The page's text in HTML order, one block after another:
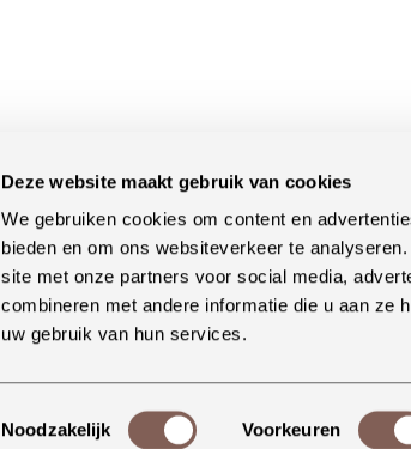
Deze website maakt gebruik van cookies
We gebruiken cookies om content en
bieden en om ons websiteverkeer te
site met onze partners voor social media,
combineren met andere informatie die u aan ze
uw gebruik van hun services.
Toestemmingsselectie
Noodzakelijk Voorkeuren
BLEU conceptstore